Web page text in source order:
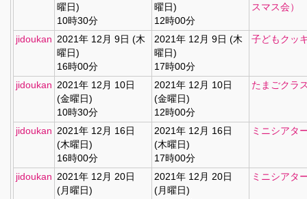
曜日)
10時30分
曜日)
12時00分
スマス会）
jidoukan 2021年 12月 9日 (木
曜日)
16時00分
2021年 12月 9日 (木
曜日)
17時00分
子どもクッ
jidoukan 2021年 12月 10日
(金曜日)
10時30分
2021年 12月 10日
(金曜日)
12時00分
たまごクラ
jidoukan 2021年 12月 16日
(木曜日)
16時00分
2021年 12月 16日
(木曜日)
17時00分
ミニシアタ
jidoukan 2021年 12月 20日
(月曜日)
2021年 12月 20日
(月曜日)
ミニシアタ